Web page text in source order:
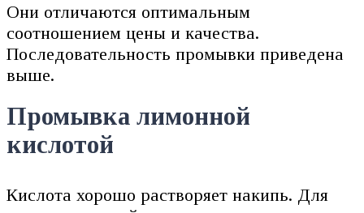
Они отличаются оптимальным
соотношением цены и качества.
Последовательность промывки приведена
выше.
Промывка лимонной
кислотой
Кислота хорошо растворяет накипь. Для